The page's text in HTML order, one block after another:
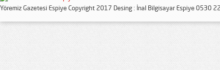
Yöremiz Gazetesi Espiye Copyright 2017 Desing : İnal Bilgisayar Espiye 0530